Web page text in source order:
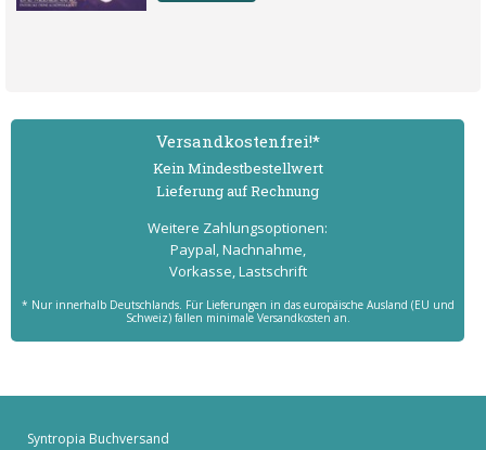
Versand­kostenfrei!*
Kein Mindest­bestell­wert
Lieferung auf Rechnung
Weitere Zahlungs­optionen:
Paypal, Nachnahme,
Vorkasse, Lastschrift
* Nur innerhalb Deutschlands. Für Lieferungen in das europäische Ausland (EU und
Schweiz) fallen minimale Versandkosten an.
Syntropia Buchversand